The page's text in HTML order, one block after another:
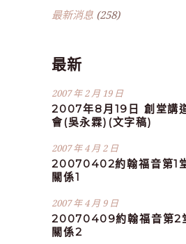
最新消息 (258)
最新
2007 年 2 月 19 日
2007年8月19日 創堂講
會(吳永霖)(文字稿)
2007 年 4 月 2 日
20070402約翰福音第1
關係1
2007 年 4 月 9 日
20070409約翰福音第2
關係2